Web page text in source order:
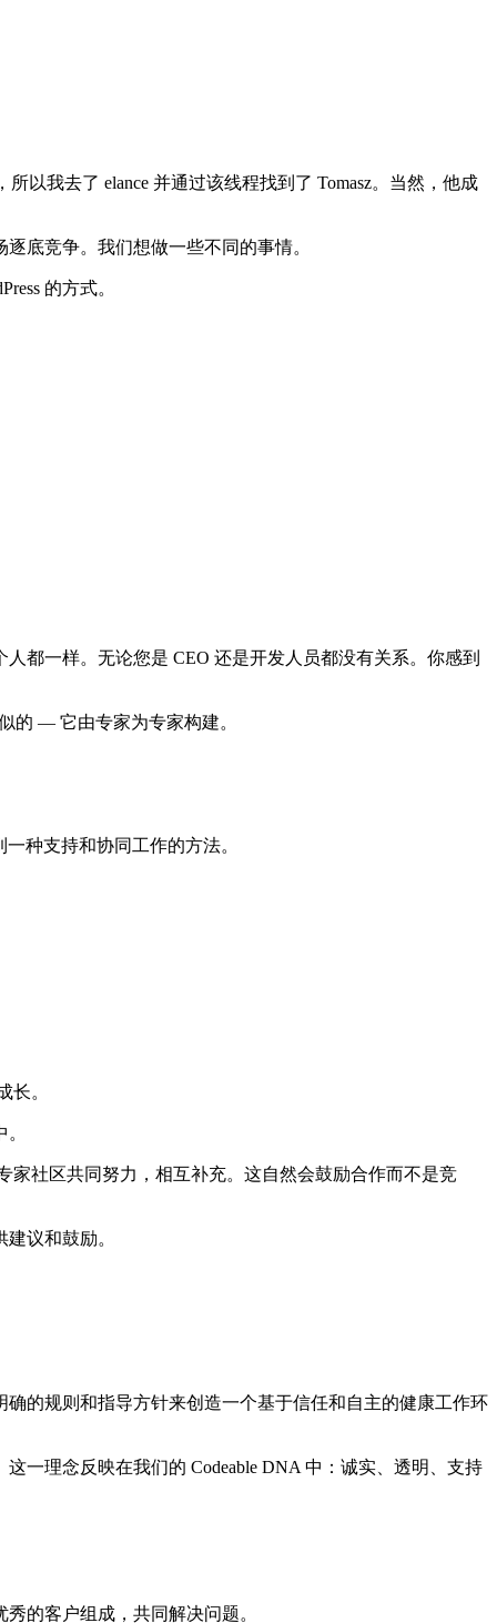
以我去了 elance 并通过该线程找到了 Tomasz。当然，他成
底竞争。我们想做一些不同的事情。
的方式。
都一样。无论您是 CEO 还是开发人员都没有关系。你感到
的 — 它由专家为专家构建。
种支持和协同工作的方法。
长。
家社区共同努力，相互补充。这自然会鼓励合作而不是竞
议和鼓励。
的规则和指导方针来创造一个基于信任和自主的健康工作环
一理念反映在我们的 Codeable DNA 中：诚实、透明、支持
的客户组成，共同解决问题。